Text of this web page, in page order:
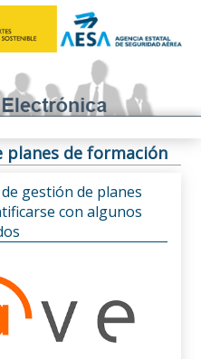
planes de formación
gestión de planes
con algunos